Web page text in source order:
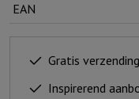
Leef
met
volle
EAN
Gratis
Inspirerend